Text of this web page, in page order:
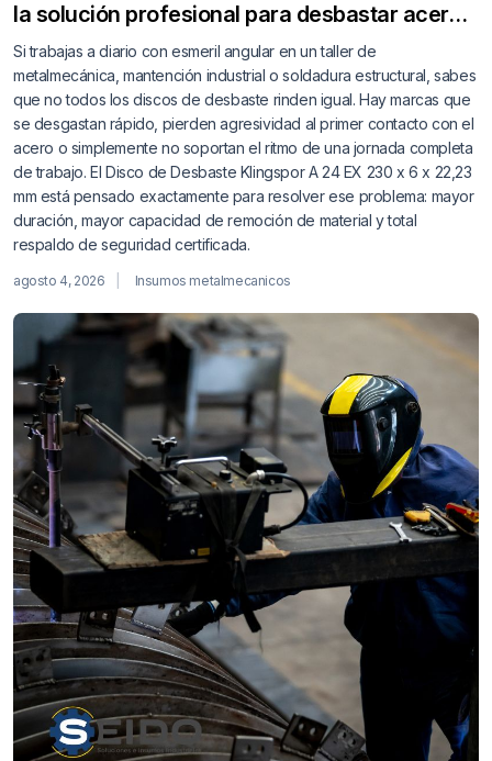
la solución profesional para desbastar acero
sin perder tiempo ni rendimiento
Si trabajas a diario con esmeril angular en un taller de
metalmecánica, mantención industrial o soldadura estructural, sabes
que no todos los discos de desbaste rinden igual. Hay marcas que
se desgastan rápido, pierden agresividad al primer contacto con el
acero o simplemente no soportan el ritmo de una jornada completa
de trabajo. El Disco de Desbaste Klingspor A 24 EX 230 x 6 x 22,23
mm está pensado exactamente para resolver ese problema: mayor
duración, mayor capacidad de remoción de material y total
respaldo de seguridad certificada.
agosto 4, 2026 Insumos metalmecanicos